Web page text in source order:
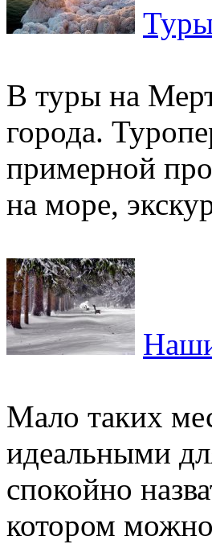
В туры на
города.
примерной
на море,
Мало таких
идеальными
спокойно
котором